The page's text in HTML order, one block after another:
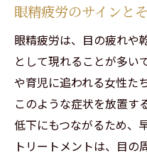
眼精疲労のサインと
眼精疲労は、目の疲れや
として現れることが多い
や育児に追われる女性た
このような症状を放置す
低下にもつながるため、
トリートメントは、目の